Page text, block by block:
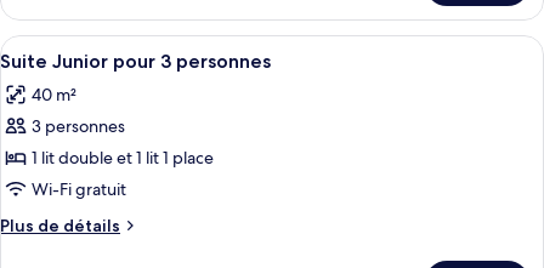
pour
4
personnes
le
type
de
Chambre
Familiale
4
personnes
Afficher
toutes
les
photos
pour
ce
type
de
Une chambre d’hôtel comprenant
7
Suite Junior pour 3 personnes
40 m²
3 personnes
1 lit double et 1 lit 1 place
Wi-Fi gratuit
Plus de détails
Plus